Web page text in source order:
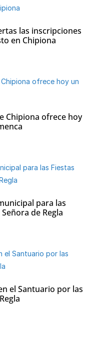
las inscripciones
en Chipiona
Chipiona ofrece hoy
para las
de Regla
el Santuario por las